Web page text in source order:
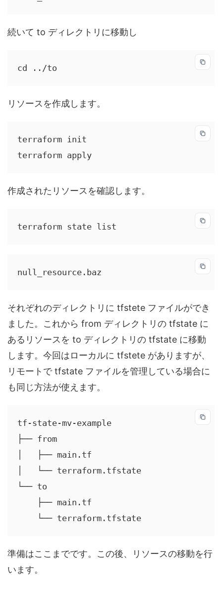
続いて to ディレクトリに移動し
cd ../to
リソースを作成します。
terraform init
terraform apply
作成されたリソースを確認します。
terraform state list
null_resource.baz
それぞれのディレクトリに tfstete ファイルができ
ました。これから from ディレクトリの tfstate に
あるリソースを to ディレクトリの tfstate に移動
します。今回はローカルに tfstete がありますが、
リモートで tfstate ファイルを管理している場合に
も同じ方法が使えます。
tf-state-mv-example
├── from
│   ├── main.tf
│   └── terraform.tfstate
└── to
    ├── main.tf
準備はここまでです。この後、リソースの移動を行
います。